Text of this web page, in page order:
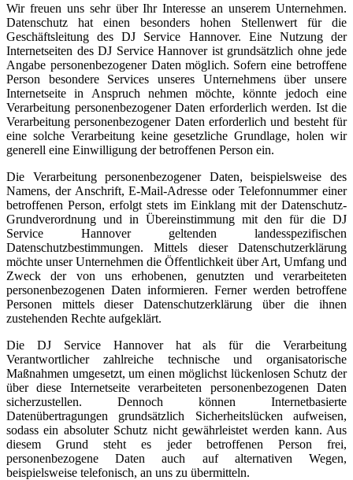
Wir freuen uns sehr über Ihr Interesse an unserem Unternehmen.
Datenschutz hat einen besonders hohen Stellenwert für die
Geschäftsleitung des DJ Service Hannover. Eine Nutzung der
Internetseiten des DJ Service Hannover ist grundsätzlich ohne jede
Angabe personenbezogener Daten möglich. Sofern eine betroffene
Person besondere Services unseres Unternehmens über unsere
Internetseite in Anspruch nehmen möchte, könnte jedoch eine
Verarbeitung personenbezogener Daten erforderlich werden. Ist die
Verarbeitung personenbezogener Daten erforderlich und besteht für
eine solche Verarbeitung keine gesetzliche Grundlage, holen wir
generell eine Einwilligung der betroffenen Person ein.
Die Verarbeitung personenbezogener Daten, beispielsweise des
Namens, der Anschrift, E-Mail-Adresse oder Telefonnummer einer
betroffenen Person, erfolgt stets im Einklang mit der Datenschutz-
Grundverordnung und in Übereinstimmung mit den für die DJ
Service Hannover geltenden landesspezifischen
Datenschutzbestimmungen. Mittels dieser Datenschutzerklärung
möchte unser Unternehmen die Öffentlichkeit über Art, Umfang und
Zweck der von uns erhobenen, genutzten und verarbeiteten
personenbezogenen Daten informieren. Ferner werden betroffene
Personen mittels dieser Datenschutzerklärung über die ihnen
zustehenden Rechte aufgeklärt.
Die DJ Service Hannover hat als für die Verarbeitung
Verantwortlicher zahlreiche technische und organisatorische
Maßnahmen umgesetzt, um einen möglichst lückenlosen Schutz der
über diese Internetseite verarbeiteten personenbezogenen Daten
sicherzustellen. Dennoch können Internetbasierte
Datenübertragungen grundsätzlich Sicherheitslücken aufweisen,
sodass ein absoluter Schutz nicht gewährleistet werden kann. Aus
diesem Grund steht es jeder betroffenen Person frei,
personenbezogene Daten auch auf alternativen Wegen,
beispielsweise telefonisch, an uns zu übermitteln.